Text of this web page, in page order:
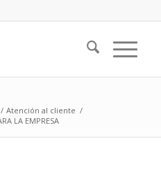
/ Atención al cliente /
LA EMPRESA